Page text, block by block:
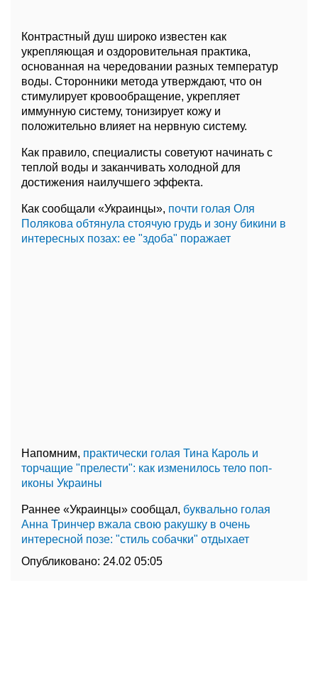
Контрастный душ широко известен как
укрепляющая и оздоровительная практика,
основанная на чередовании разных температур
воды. Сторонники метода утверждают, что он
стимулирует кровообращение, укрепляет
иммунную систему, тонизирует кожу и
положительно влияет на нервную систему.
Как правило, специалисты советуют начинать с
теплой воды и заканчивать холодной для
достижения наилучшего эффекта.
Как сообщали «Украинцы», почти голая Оля
Полякова обтянула стоячую грудь и зону бикини в
интересных позах: ее "здоба" поражает
Напомним, практически голая Тина Кароль и
торчащие "прелести": как изменилось тело поп-
иконы Украины
Раннее «Украинцы» сообщал, буквально голая
Анна Тринчер вжала свою ракушку в очень
интересной позе: "стиль собачки" отдыхает
Опубликовано: 24.02 05:05